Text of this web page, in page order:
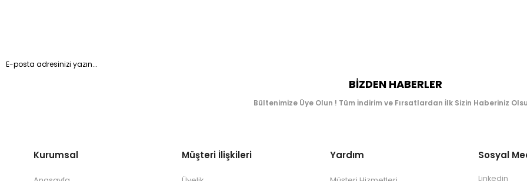
BIZDEN HABERLER
Bültenimize Üye Olun ! Tüm İndirim ve Fırsatlardan İlk Sizin Haberiniz
Kurumsal Müşteri İlişkileri Yardım Sosyal
Linkedin